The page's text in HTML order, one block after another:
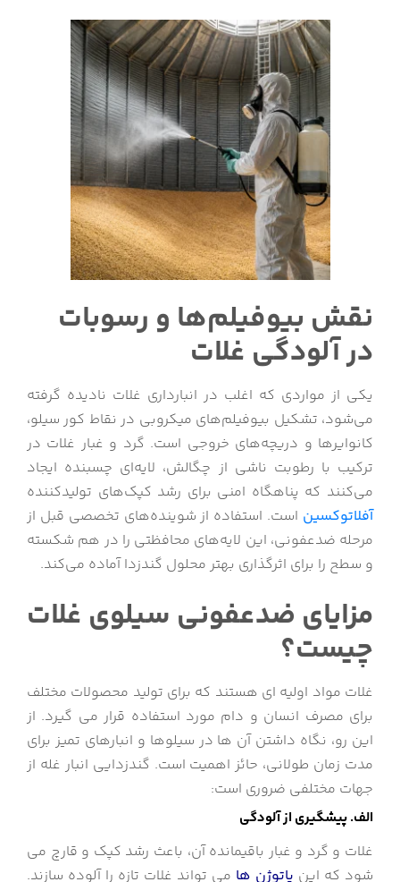
نقش بیوفیلم‌ها و رسوبات
در آلودگی غلات
یکی از مواردی که اغلب در انبارداری غلات نادیده گرفته
می‌شود، تشکیل بیوفیلم‌های میکروبی در نقاط کور سیلو،
کانوایرها و دریچه‌های خروجی است. گرد و غبار غلات در
ترکیب با رطوبت ناشی از چگالش، لایه‌ای چسبنده ایجاد
می‌کنند که پناهگاه امنی برای رشد کپک‌های تولیدکننده
آفلاتوکسین است. استفاده از شوینده‌های تخصصی قبل از
مرحله ضدعفونی، این لایه‌های محافظتی را در هم شکسته
و سطح را برای اثرگذاری بهتر محلول گندزدا آماده می‌کند.
مزایای ضدعفونی سیلوی غلات
چیست؟
غلات مواد اولیه ای هستند که برای تولید محصولات مختلف
برای مصرف انسان و دام مورد استفاده قرار می گیرد. از
این رو، نگاه داشتن آن ها در سیلوها و انبارهای تمیز برای
مدت زمان طولانی، حائز اهمیت است. گندزدایی انبار غله از
جهات مختلفی ضروری است:
الف. پیشگیری از آلودگی
غلات و گرد و غبار باقیمانده آن، باعث رشد کپک و قارچ می
شود که این پاتوژن ها می تواند غلات تازه را آلوده سازند.